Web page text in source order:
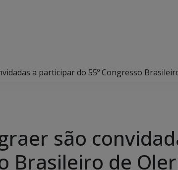
a participar do 55º Congresso
são
Brasileiro de